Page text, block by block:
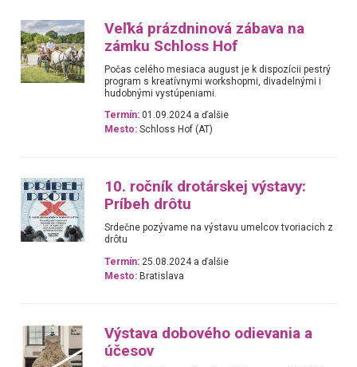
Veľká prázdninová zábava na
zámku Schloss Hof
Počas celého mesiaca august je k dispozícii pestrý
program s kreatívnymi workshopmi, divadelnými i
hudobnými vystúpeniami.
Termín: 01.09.2024 a ďalšie
Mesto: Schloss Hof (AT)
10. ročník drotárskej výstavy:
Príbeh drôtu
Srdečne pozývame na výstavu umelcov tvoriacich z
drôtu
Termín: 25.08.2024 a ďalšie
Mesto: Bratislava
Výstava dobového odievania a
účesov